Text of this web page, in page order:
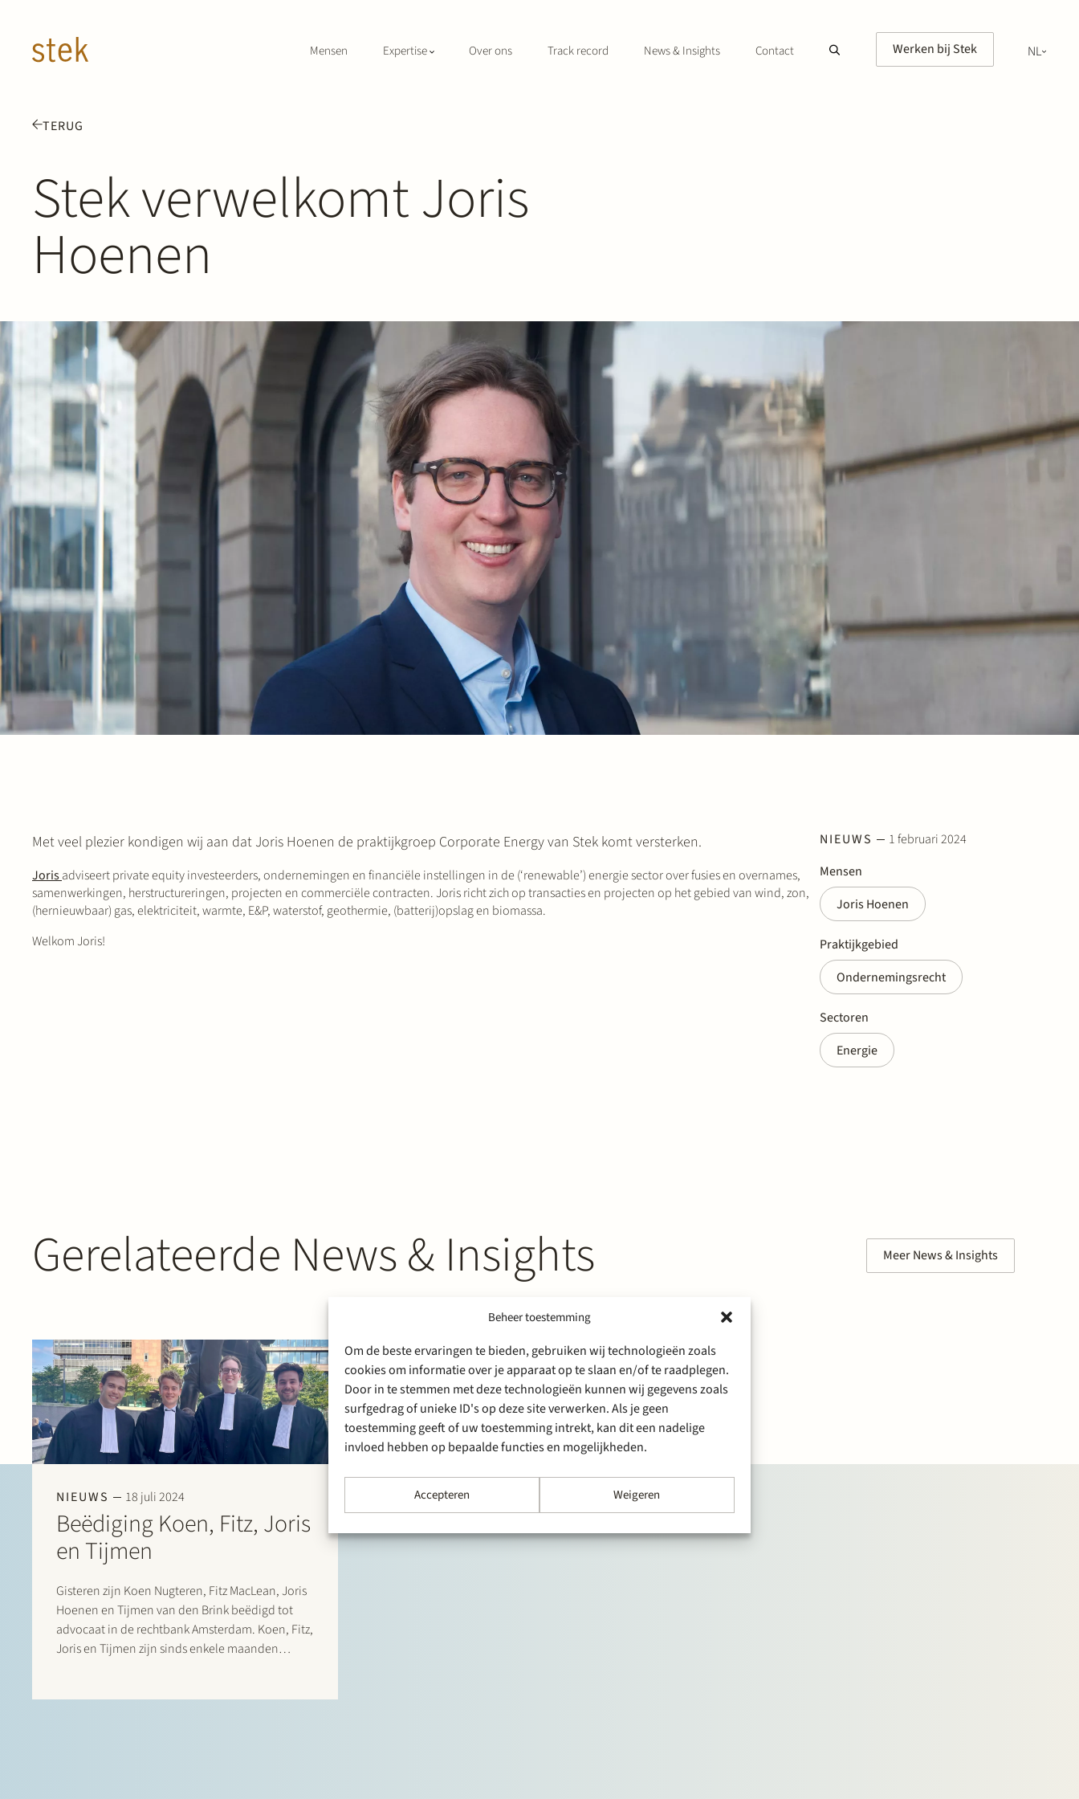
Beheer toestemming
Om de beste ervaringen te bieden, gebruiken wij technologieën zoals
cookies om informatie over je apparaat op te slaan en/of te raadplegen.
Door in te stemmen met deze technologieën kunnen wij gegevens zoals
surfgedrag of unieke ID's op deze site verwerken. Als je geen
toestemming geeft of uw toestemming intrekt, kan dit een nadelige
invloed hebben op bepaalde functies en mogelijkheden.
Accepteren Weigeren
Mensen Expertise Over ons Track record News & Insights Contact Werken bij Stek
NL
TERUG
Stek verwelkomt Joris
Hoenen
NIEUWS
1 februari 2024
Mensen
Joris Hoenen
Praktijkgebied
Ondernemingsrecht
Sectoren
Energie
Met veel plezier kondigen wij aan dat Joris Hoenen de praktijkgroep Corporate Energy van Stek komt versterken.
Jorisadviseert private equity investeerders, ondernemingen en financiële instellingen in de (‘renewable’) energie sector over fusies en overnames,
samenwerkingen, herstructureringen, projecten en commerciële contracten. Joris richt zich op transacties en projecten op het gebied van wind, zon,
(hernieuwbaar) gas, elektriciteit, warmte, E&P, waterstof, geothermie, (batterij)opslag en biomassa.
Welkom Joris!
Gerelateerde News & Insights Meer News & Insights
NIEUWS 18 juli 2024
Beëdiging Koen, Fitz, Joris
en Tijmen
Gisteren zijn Koen Nugteren, Fitz MacLean, Joris
Hoenen en Tijmen van den Brink beëdigd tot
advocaat in de rechtbank Amsterdam. Koen, Fitz,
Joris en Tijmen zijn sinds enkele maanden